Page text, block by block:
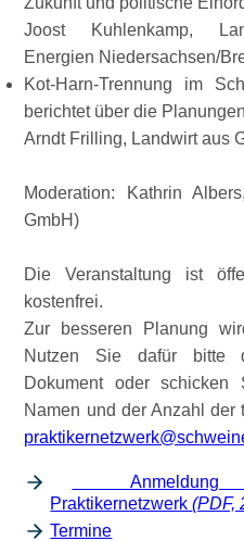
Joost Kuhlenkamp,
Energien Niedersachsen/
Kot-Harn-Trennung im
berichtet über die
Arndt Frilling, Landwirt aus
Moderation: Kathrin
GmbH)
Die Veranstaltung ist
kostenfrei.
Zur besseren Planung
Nutzen Sie dafür bitte
Dokument oder
Namen und der Anzahl der
Anmeldung
Praktikernetzwerk(PDF,
Termine